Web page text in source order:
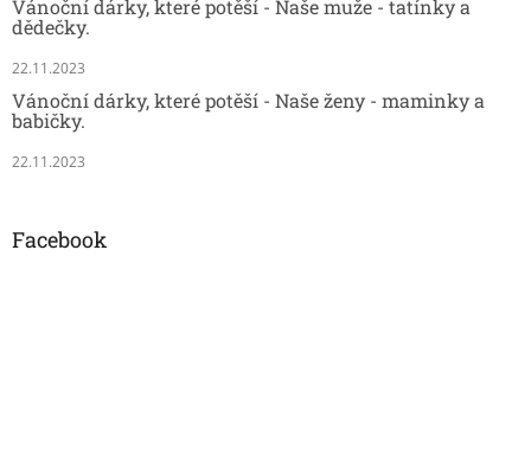
Vánoční dárky, které potěší - Naše muže - tatínky a
dědečky.
22.11.2023
Vánoční dárky, které potěší - Naše ženy - maminky a
babičky.
22.11.2023
Facebook